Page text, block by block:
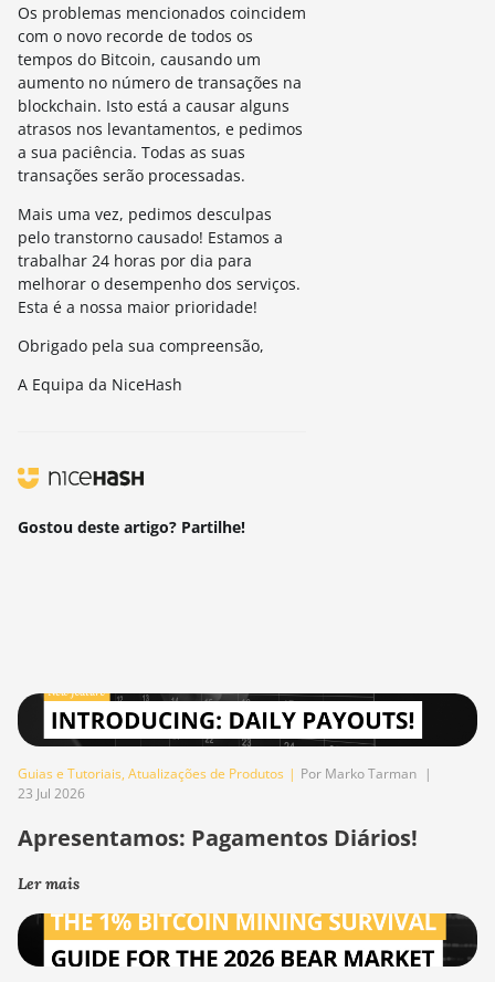
Os problemas mencionados coincidem
com o novo recorde de todos os
tempos do Bitcoin, causando um
aumento no número de transações na
blockchain. Isto está a causar alguns
atrasos nos levantamentos, e pedimos
a sua paciência. Todas as suas
transações serão processadas.
Mais uma vez, pedimos desculpas
pelo transtorno causado! Estamos a
trabalhar 24 horas por dia para
melhorar o desempenho dos serviços.
Esta é a nossa maior prioridade!
Obrigado pela sua compreensão,
A Equipa da NiceHash
Gostou deste artigo? Partilhe!
Guias e Tutoriais, Atualizações de Produtos | Por Marko Tarman |
23 Jul 2026
Apresentamos: Pagamentos Diários!
Ler mais